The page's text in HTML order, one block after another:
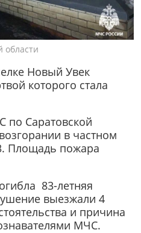
области
Новый Увек
которого стала
Саратовской
в частном
Площадь пожара
83-летняя
выезжали 4
и причина
МЧС.